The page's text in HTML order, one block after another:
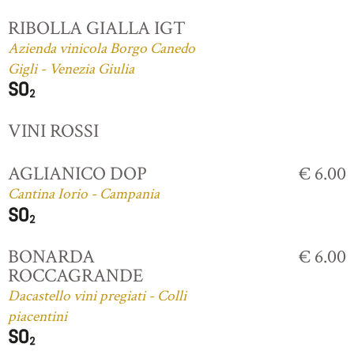
RIBOLLA GIALLA IGT
Azienda vinicola Borgo Canedo
Gigli - Venezia Giulia
VINI ROSSI
AGLIANICO DOP
Cantina Iorio - Campania
€ 6.00
BONARDA
ROCCAGRANDE
Dacastello vini pregiati - Colli
piacentini
€ 6.00